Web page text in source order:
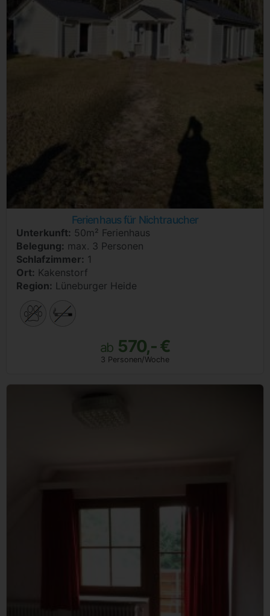
Ferienhaus für Nichtraucher
Unterkunft: 50m² Ferienhaus
Belegung: max. 3 Personen
Schlafzimmer: 1
Ort: Kakenstorf
Region: Lüneburger Heide
ab 570,- €
3 Personen/Woche